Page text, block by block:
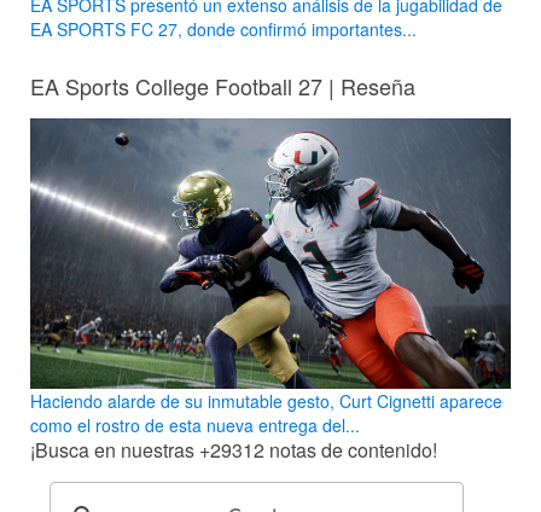
EA SPORTS presentó un extenso análisis de la jugabilidad de
EA SPORTS FC 27, donde confirmó importantes...
EA Sports College Football 27 | Reseña
Haciendo alarde de su inmutable gesto, Curt Cignetti aparece
como el rostro de esta nueva entrega del...
¡Busca en nuestras +29312 notas de contenido!